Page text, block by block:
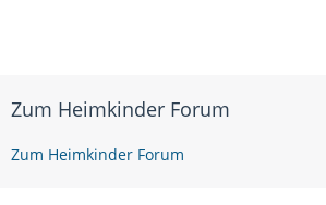
Zum Heimkinder Forum
Zum Heimkinder Forum